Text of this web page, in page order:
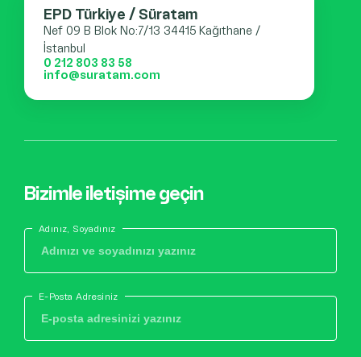
EPD Türkiye / Süratam
Nef 09 B Blok No:7/13 34415 Kağıthane /
İstanbul
0 212 803 83 58
info@suratam.com
Bizimle iletişime geçin
Adınız, Soyadınız
E-Posta Adresiniz